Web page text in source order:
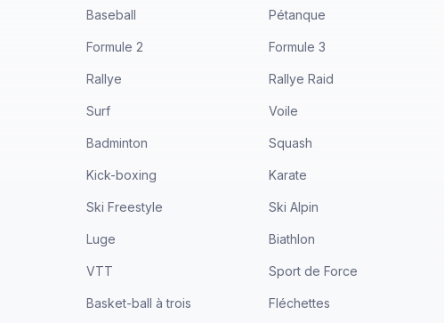
Baseball Pétanque
Formule 2 Formule 3
Rallye Rallye Raid
Surf Voile
Badminton Squash
Kick-boxing Karate
Ski Freestyle Ski Alpin
Luge Biathlon
VTT Sport de Force
Basket-ball à trois Fléchettes